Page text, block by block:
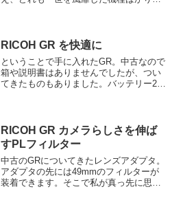
RICOH GR を快適に
ということで手に入れたGR。中古なので
箱や説明書はありませんでしたが、つい
てきたものもありました。バッテリー2個
ゴ...
RICOH GR カメラらしさを伸ば
すPLフィルター
中古のGRについてきたレンズアダプタ。
アダプタの先には49mmのフィルターが
装着できます。そこで私が真っ先に思い